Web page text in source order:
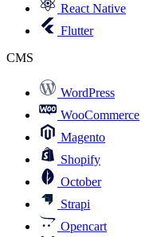
React Native
Flutter
CMS
WordPress
WooCommerce
Magento
Shopify
October
Strapi
Opencart